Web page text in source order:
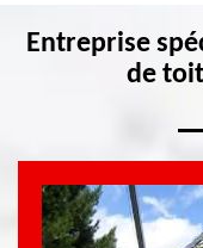
Entreprise
de